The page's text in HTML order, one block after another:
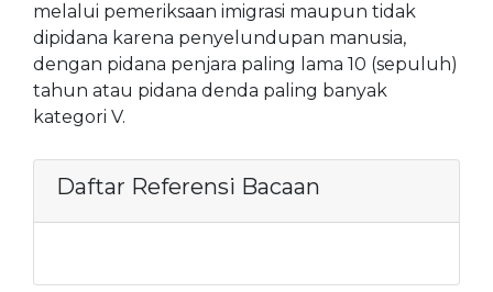
melalui pemeriksaan imigrasi maupun tidak
dipidana karena penyelundupan manusia,
dengan pidana penjara paling lama 10 (sepuluh)
tahun atau pidana denda paling banyak
kategori V.
Daftar Referensi Bacaan